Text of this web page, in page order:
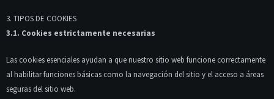
3. TIPOS DE COOKIES
3.1. Cookies estrictamente necesarias
Las cookies esenciales ayudan a que nuestro sitio web funcione correctamente
al habilitar funciones básicas como la navegación del sitio y el acceso a áreas
seguras del sitio web.